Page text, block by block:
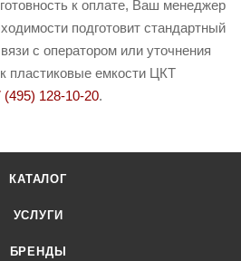
к оплате, Ваш менеджер
подготовит стандартный
с оператором или уточнения
пластиковые емкости ЦКТ
(495) 128-10-20.
КАТАЛОГ
УСЛУГИ
БРЕНДЫ